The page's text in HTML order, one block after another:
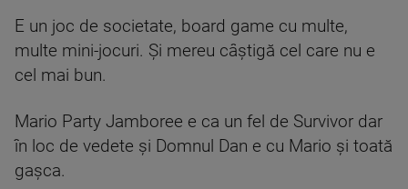
E un joc de societate, board game cu multe,
multe mini-jocuri. Și mereu câștigă cel care nu e
cel mai bun.
Mario Party Jamboree e ca un fel de Survivor dar
în loc de vedete și Domnul Dan e cu Mario și toată
gașca.